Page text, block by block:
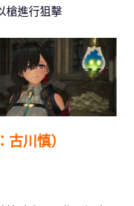
槍進行狙擊
川慎）